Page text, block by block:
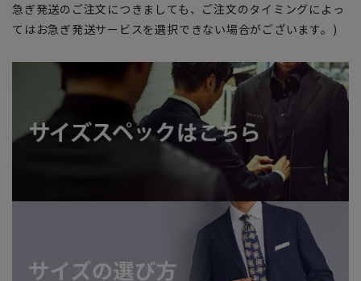
急ぎ発送のご注文につきましても、ご注文のタイミングによっ
てはお急ぎ発送サービスを選択できない場合がございます。)